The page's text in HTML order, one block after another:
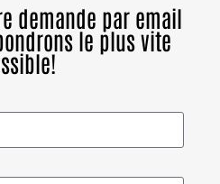
demande par email
le plus vite